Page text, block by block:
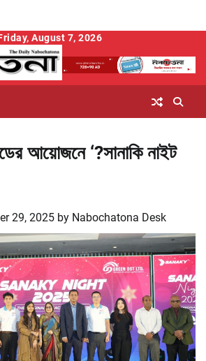
August 7, 2026
আয়োজনে ‘?সানাকি নাইট
29, 2025 by Nabochatona Desk